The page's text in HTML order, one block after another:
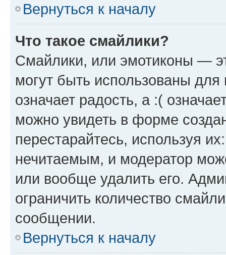
Вернуться к началу
Что такое смайлики?
Смайлики, или эмотиконы —
могут быть использованы
означает радость, а :(
можно увидеть в форме
перестарайтесь, используя
нечитаемым, и модератор
или вообще удалить его.
ограничить количество
сообщении.
Вернуться к началу